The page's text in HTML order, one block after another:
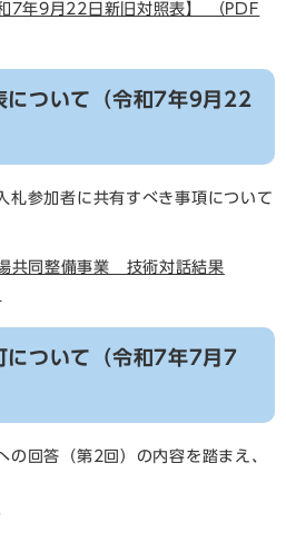
7年9月22日新旧対照表】 （PDF
について（令和7年9月22
札参加者に共有すべき事項について
共同整備事業 技術対話結果
について（令和7年7月7
の回答（第2回）の内容を踏まえ、